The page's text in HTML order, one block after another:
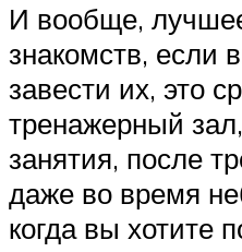
И вообще,
знакомств, если
завести их, это
тренажерный
занятия, после
даже во время
когда вы хотите